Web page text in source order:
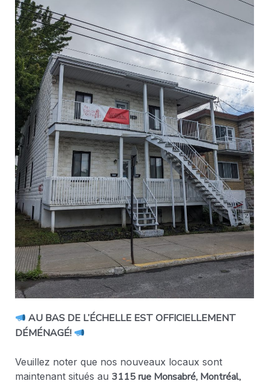
AU BAS DE L’ÉCHELLE EST OFFICIELLEMENT
DÉMÉNAGÉ!
Veuillez noter que nos nouveaux locaux sont
maintenant situés au 3115 rue Monsabré, Montréal,